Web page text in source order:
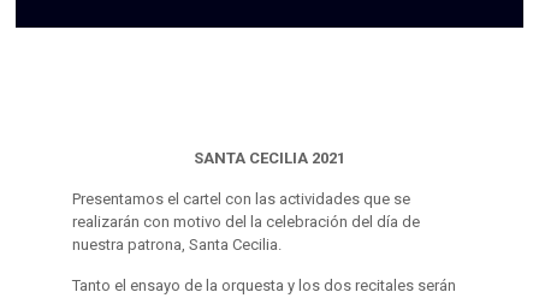
SANTA CECILIA 2021
Presentamos el cartel con las actividades que se
realizarán con motivo del la celebración del día de
nuestra patrona, Santa Cecilia.
Tanto el ensayo de la orquesta y los dos recitales serán